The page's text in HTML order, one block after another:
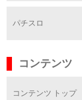
パチスロ
コンテンツ
コンテンツ トップ